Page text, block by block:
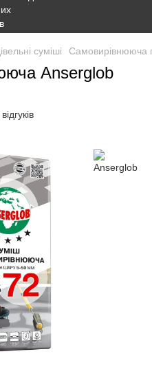
суміші Самовирівнююча
Anserglob